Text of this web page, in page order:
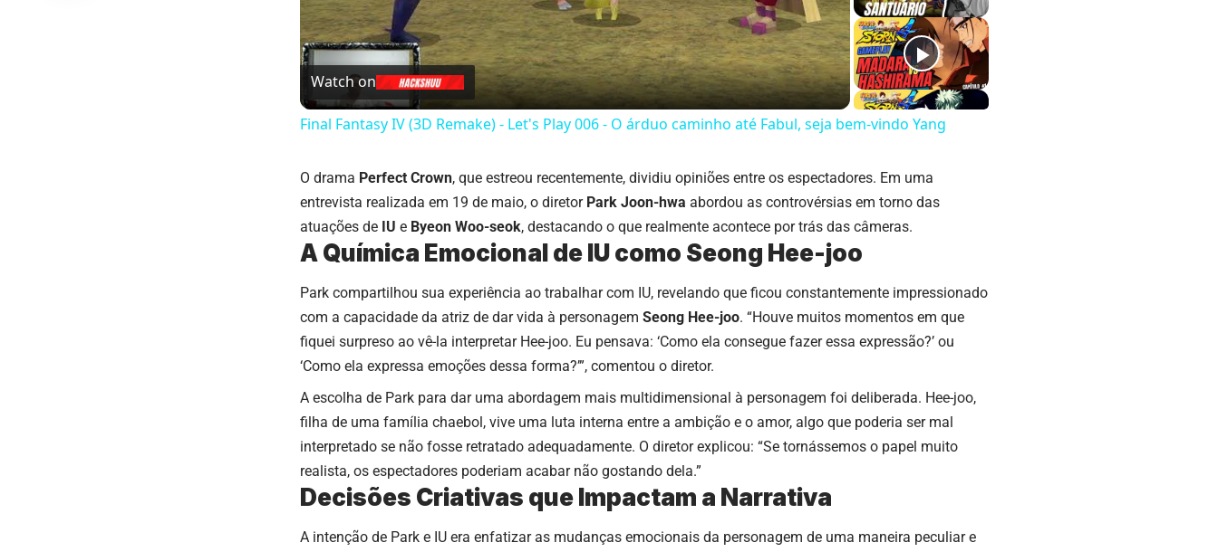
Video
Watch on
Final Fantasy IV (3D Remake) - Let's Play 006 - O árduo caminho até Fabul, seja bem-vindo Yang
O drama Perfect Crown, que estreou recentemente, dividiu opiniões entre os espectadores. Em uma
entrevista realizada em 19 de maio, o diretor Park Joon-hwa abordou as controvérsias em torno das
atuações de IU e Byeon Woo-seok, destacando o que realmente acontece por trás das câmeras.
A Química Emocional de IU como Seong Hee-joo
Park compartilhou sua experiência ao trabalhar com IU, revelando que ficou constantemente impressionado
com a capacidade da atriz de dar vida à personagem Seong Hee-joo. “Houve muitos momentos em que
fiquei surpreso ao vê-la interpretar Hee-joo. Eu pensava: ‘Como ela consegue fazer essa expressão?’ ou
‘Como ela expressa emoções dessa forma?’”, comentou o diretor.
A escolha de Park para dar uma abordagem mais multidimensional à personagem foi deliberada. Hee-joo,
filha de uma família chaebol, vive uma luta interna entre a ambição e o amor, algo que poderia ser mal
interpretado se não fosse retratado adequadamente. O diretor explicou: “Se tornássemos o papel muito
realista, os espectadores poderiam acabar não gostando dela.”
Decisões Criativas que Impactam a Narrativa
A intenção de Park e IU era enfatizar as mudanças emocionais da personagem de uma maneira peculiar e